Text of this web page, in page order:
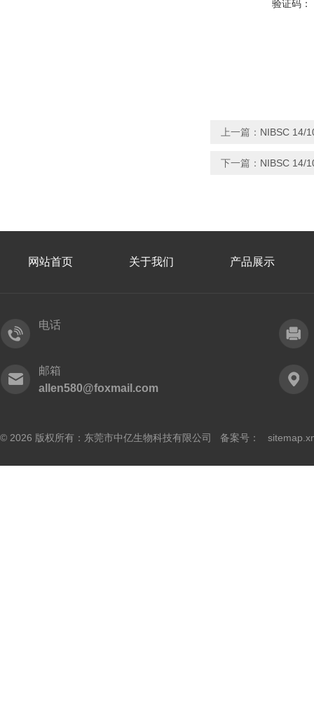
验证码：
上一篇： NIBSC 14/
下一篇： NIBSC 14/
网站首页 关于我们 产品展示
电话
邮箱
allen580@foxmail.com
© 2026 版权所有：东莞市中亿生物科技有限公司 备案号：